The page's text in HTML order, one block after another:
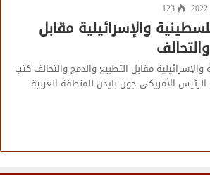
123
والإسرائيلية مقابل
مقابل التطبيع والدمج والتحالف كتب
الأمريكى جون بايدن للمنطقة العربية